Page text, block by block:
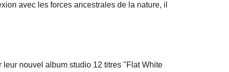
avec les forces ancestrales de la nature, il
nouvel album studio 12 titres "Flat White